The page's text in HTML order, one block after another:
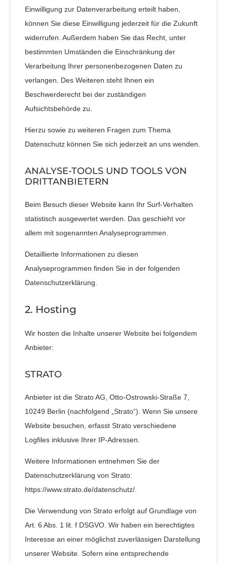
Einwilligung zur Datenverarbeitung erteilt haben,
können Sie diese Einwilligung jederzeit für die Zukunft
widerrufen. Außerdem haben Sie das Recht, unter
bestimmten Umständen die Einschränkung der
Verarbeitung Ihrer personenbezogenen Daten zu
verlangen. Des Weiteren steht Ihnen ein
Beschwerderecht bei der zuständigen
Aufsichtsbehörde zu.
Hierzu sowie zu weiteren Fragen zum Thema
Datenschutz können Sie sich jederzeit an uns wenden.
ANALYSE-TOOLS UND TOOLS VON
DRITT­ANBIETERN
Beim Besuch dieser Website kann Ihr Surf-Verhalten
statistisch ausgewertet werden. Das geschieht vor
allem mit sogenannten Analyseprogrammen.
Detaillierte Informationen zu diesen
Analyseprogrammen finden Sie in der folgenden
Datenschutzerklärung.
2. Hosting
Wir hosten die Inhalte unserer Website bei folgendem
Anbieter:
STRATO
Anbieter ist die Strato AG, Otto-Ostrowski-Straße 7,
10249 Berlin (nachfolgend „Strato“). Wenn Sie unsere
Website besuchen, erfasst Strato verschiedene
Logfiles inklusive Ihrer IP-Adressen.
Weitere Informationen entnehmen Sie der
Datenschutzerklärung von Strato:
https://www.strato.de/datenschutz/
Die Verwendung von Strato erfolgt auf Grundlage von
Art. 6 Abs. 1 lit. f DSGVO. Wir haben ein berechtigtes
Interesse an einer möglichst zuverlässigen Darstellung
unserer Website. Sofern eine entsprechende